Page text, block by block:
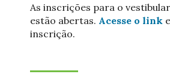
As inscrições para o
estão abertas. Acesse o link
inscrição.